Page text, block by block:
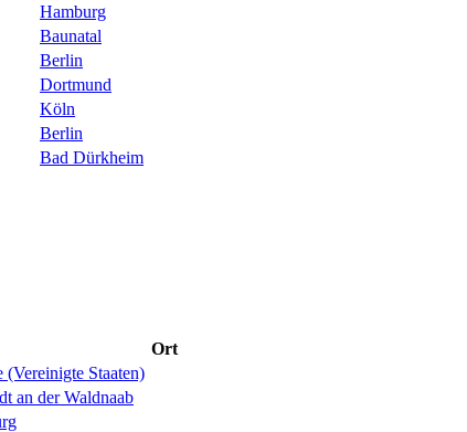
Hamburg
Baunatal
Berlin
Dortmund
Köln
Berlin
Bad Dürkheim
Ort
(Vereinigte Staaten)
an der Waldnaab